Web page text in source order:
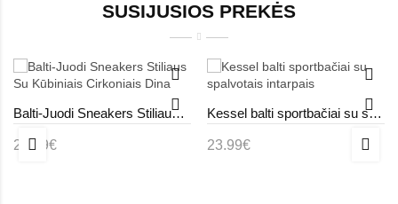
SUSIJUSIOS PREKĖS
Balti-Juodi Sneakers Stiliaus Su Kūbiniais Cirkoniais Dina
25.99€
Kessel balti sportbačiai su spalvotais intarpais
23.99€